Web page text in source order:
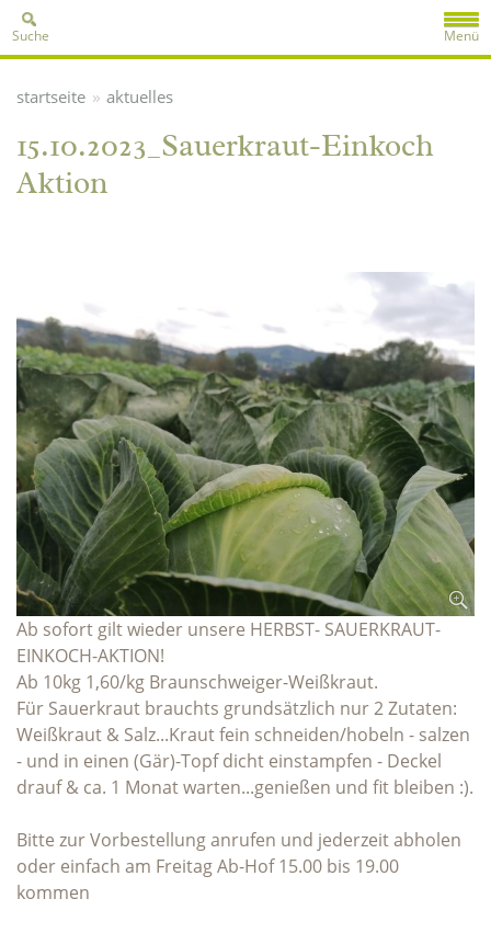
Menü
Suche
startseite » aktuelles
15.10.2023_Sauerkraut-Einkoch
Aktion
Ab sofort gilt wieder unsere HERBST- SAUERKRAUT-
EINKOCH-AKTION!
Ab 10kg 1,60/kg Braunschweiger-Weißkraut.
Für Sauerkraut brauchts grundsätzlich nur 2 Zutaten:
Weißkraut & Salz...Kraut fein schneiden/hobeln - salzen
- und in einen (Gär)-Topf dicht einstampfen - Deckel
drauf & ca. 1 Monat warten...genießen und fit bleiben :).
Bitte zur Vorbestellung anrufen und jederzeit abholen
oder einfach am Freitag Ab-Hof 15.00 bis 19.00
kommen